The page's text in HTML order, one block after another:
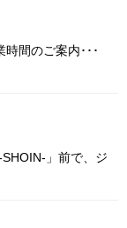
間のご案内･･･
」前で、ジ